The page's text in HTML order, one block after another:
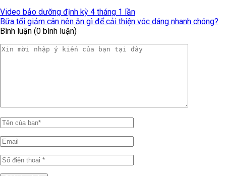
Video bảo dưỡng định kỳ 4 tháng 1 lần
Bữa tối giảm cân nên ăn gì để cải thiện vóc dáng nhanh chóng?
Bình luận (0 bình luận)